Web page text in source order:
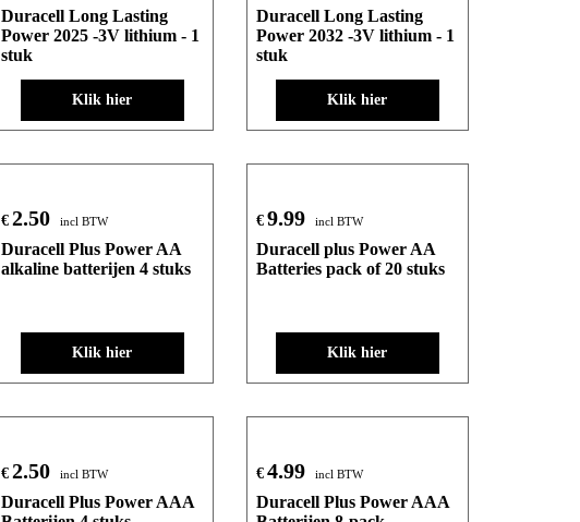
Duracell Long Lasting
Power 2025 -3V lithium - 1
stuk
Klik hier
Duracell Long Lasting
Power 2032 -3V lithium - 1
stuk
Klik hier
€ 2.50 incl BTW
Duracell Plus Power AA
alkaline batterijen 4 stuks
Klik hier
€ 9.99 incl BTW
Duracell plus Power AA
Batteries pack of 20 stuks
Klik hier
€ 2.50 incl BTW
Duracell Plus Power AAA
€ 4.99 incl BTW
Duracell Plus Power AAA